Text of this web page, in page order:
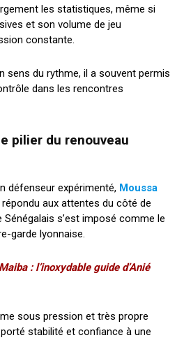
les statistiques, même si
et son volume de jeu
constante.
sens du rythme, il a souvent permis
dans les rencontres
pilier du renouveau
défenseur expérimenté, Moussa
aux attentes du côté de
Sénégalais s’est imposé comme le
garde lyonnaise.
: l’inoxydable guide d’Anié
sous pression et très propre
stabilité et confiance à une